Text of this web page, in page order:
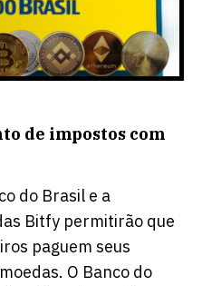
de impostos com
do Brasil e a
Bitfy permitirão que
paguem seus
O Banco do